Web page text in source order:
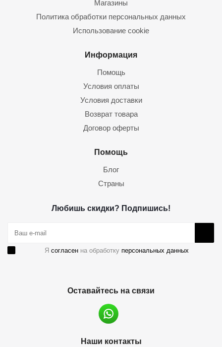
Магазины
Политика обработки персональных данных
Использование cookie
Информация
Помощь
Условия оплаты
Условия доставки
Возврат товара
Договор оферты
Помощь
Блог
Страны
Любишь скидки? Подпишись!
Я согласен на обработку персональных данных
Оставайтесь на связи
Наши контакты